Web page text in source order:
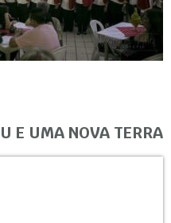
E UMA NOVA TERRA